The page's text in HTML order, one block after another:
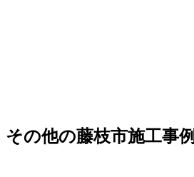
その他の藤枝市施工事例